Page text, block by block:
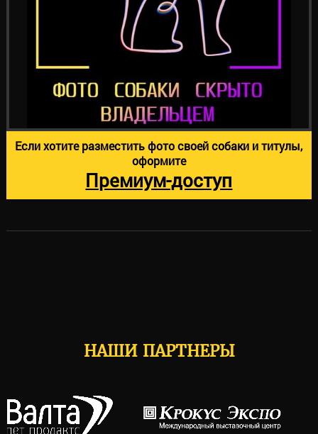
Если хотите разместить фото своей собаки и титулы,
оформите
Премиум-доступ
НАШИ ПАРТНЕРЫ